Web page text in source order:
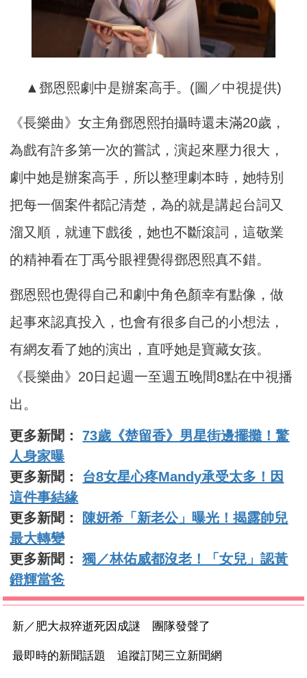
▲鄧恩熙劇中是辦案高手。(圖／中視提供)
《長樂曲》女主角鄧恩熙拍攝時還未滿20歲，
為戲有許多第一次的嘗試，演起來壓力很大，
劇中她是辦案高手，所以整理劇本時，她特別
把每一個案件都記清楚，為的就是講起台詞又
溜又順，就連下戲後，她也不斷滾詞，這敬業
的精神看在丁禹兮眼裡覺得鄧恩熙真不錯。
鄧恩熙也覺得自己和劇中角色顏幸有點像，做
起事來認真投入，也會有很多自己的小想法，
有網友看了她的演出，直呼她是寶藏女孩。
《長樂曲》20日起週一至週五晚間8點在中視播
出。
更多新聞：73歲《楚留香》男星街邊擺攤！驚
人身家曝
更多新聞： 台8女星心疼Mandy承受太多！因
這件事結緣
更多新聞：
陳妍希「新老公」曝光！揭露帥兒
最大轉變
更多新聞：獨／林佑威都沒老！「女兒」認黃
鐙輝當爸
新／肥大叔猝逝死因成謎 團隊發聲了
最即時的新聞話題 追蹤訂閱三立新聞網